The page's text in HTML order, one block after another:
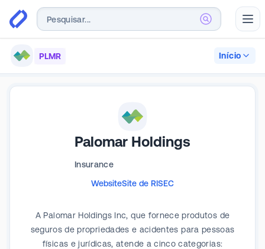
PLMR Início
Palomar Holdings
Insurance
WebsiteSite de RISEC
A Palomar Holdings Inc, que fornece produtos de
seguros de propriedades e acidentes para pessoas
físicas e jurídicas, atende a cinco categorias: